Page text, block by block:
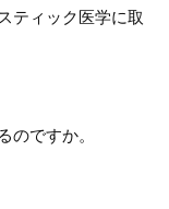
ティック医学に取
ですか。